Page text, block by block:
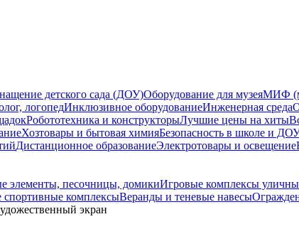
детского сада (ДОУ)Оборудование для музеяМИФ
логопедИнклюзивное оборудованиеИнженерная среда
Робототехника и конструкторыЛучшие цены на хиты
Хозтовары и бытовая химияБезопасность в школе и
Дистанционное образованиеЭлектротовары и освещение
элементы, песочницы, домикиИгровые комплексы
спортивные комплексыВеранды и теневые навесы
экран